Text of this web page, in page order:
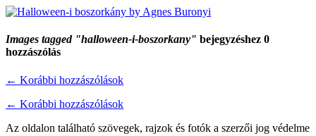
Images tagged "halloween-i-boszorkany" bejegyzéshez 0
hozzászólás
← Korábbi hozzászólások
← Korábbi hozzászólások
Az oldalon található szövegek, rajzok és fotók a szerzői jog védelme